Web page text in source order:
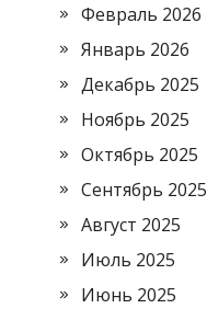
Февраль 2026
Январь 2026
Декабрь 2025
Ноябрь 2025
Октябрь 2025
Сентябрь 2025
Август 2025
Июль 2025
Июнь 2025